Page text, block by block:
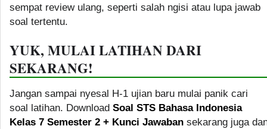
sempat review ulang, seperti salah ngisi atau lupa jawab
soal tertentu.
YUK, MULAI LATIHAN DARI
SEKARANG!
Jangan sampai nyesal H-1 ujian baru mulai panik cari
soal latihan. Download Soal STS Bahasa Indonesia
Kelas 7 Semester 2 + Kunci Jawaban sekarang juga